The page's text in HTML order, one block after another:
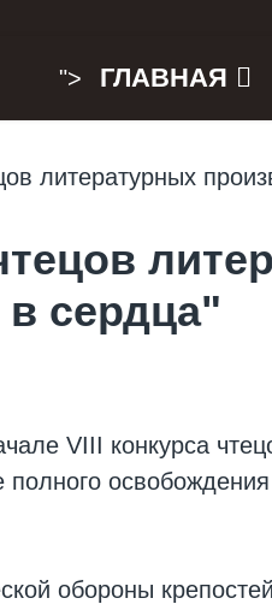
"> ГЛАВНАЯ
сердца"
VIII конкурса
обороны